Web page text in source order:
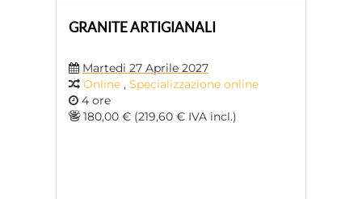
GRANITE ARTIGIANALI
Martedi 27 Aprile 2027
Online , Specializzazione online
4 ore
180,00 € (219,60 € IVA incl.)